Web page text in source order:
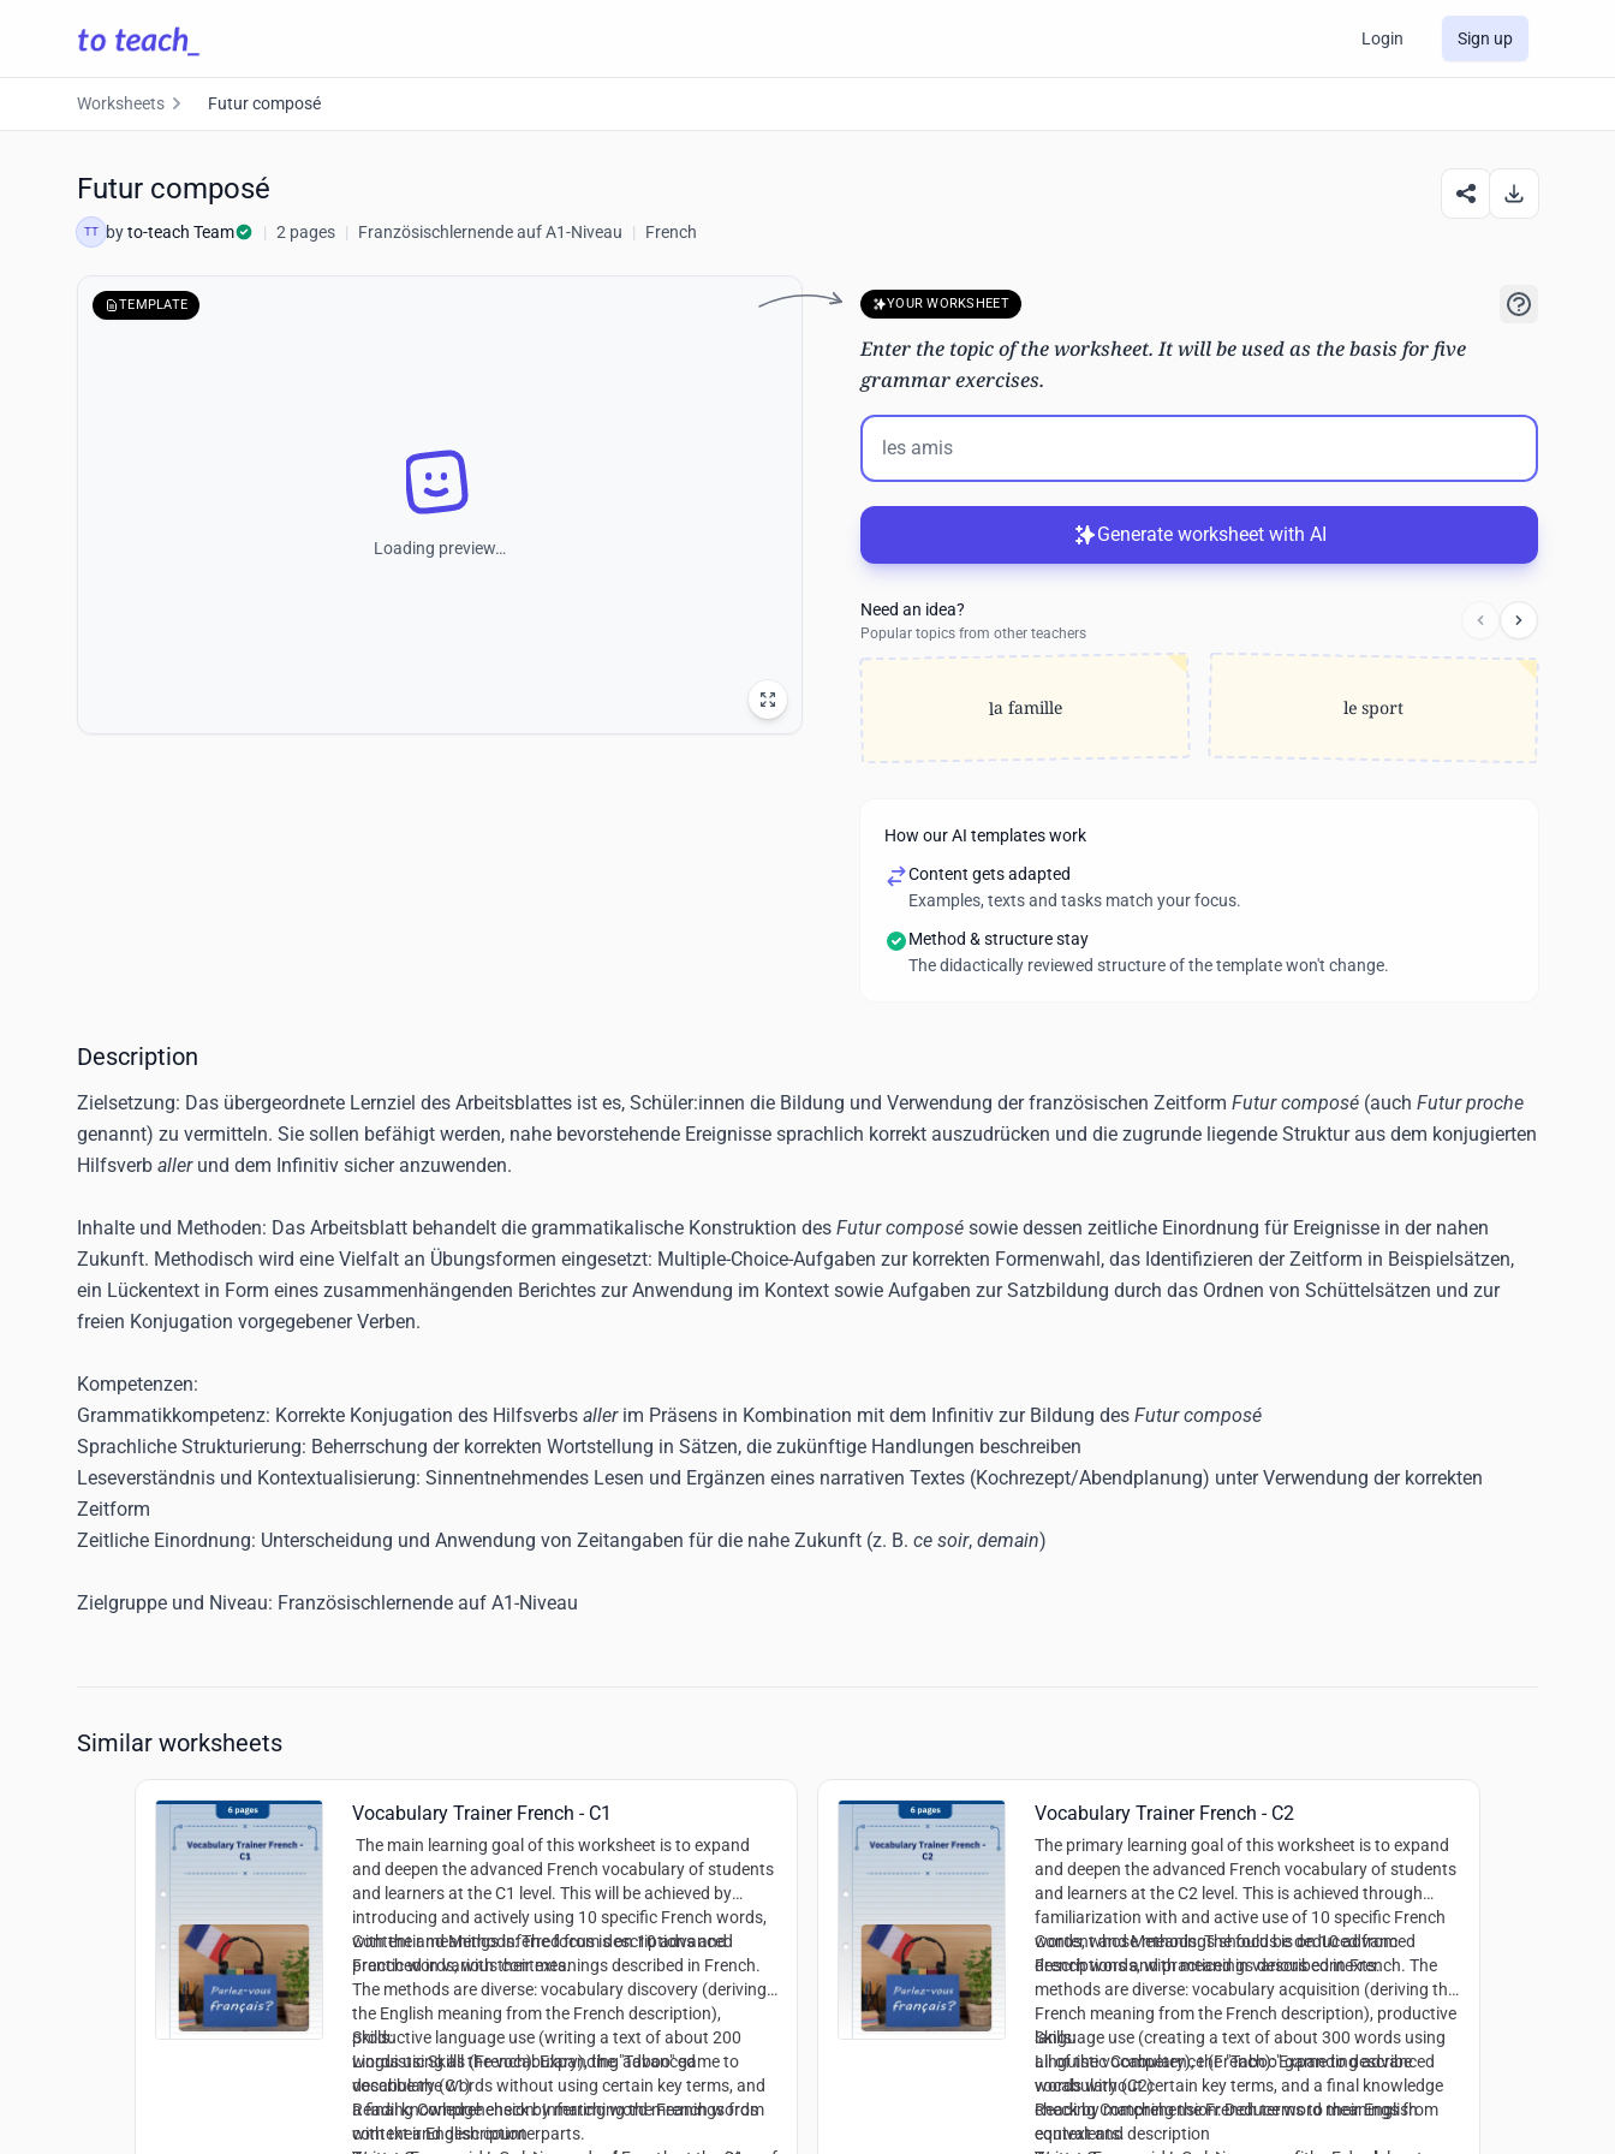
Login Sign up
Worksheets Futur composé
Futur composé
TT byto-teach Team | 2 pages | Französischlernende auf A1-Niveau | French
TEMPLATE
Loading preview…
YOUR WORKSHEET
Enter the topic of the worksheet. It will be used as the basis for five
grammar exercises.
Generate worksheet with AI
Need an idea?
Popular topics from other teachers
la famille le sport
How our AI templates work
Content gets adapted
Examples, texts and tasks match your focus.
Method & structure stay
The didactically reviewed structure of the template won't change.
Description
Zielsetzung: Das übergeordnete Lernziel des Arbeitsblattes ist es, Schüler:innen die Bildung und Verwendung der französischen Zeitform Futur composé (auch Futur proche
genannt) zu vermitteln. Sie sollen befähigt werden, nahe bevorstehende Ereignisse sprachlich korrekt auszudrücken und die zugrunde liegende Struktur aus dem konjugierten
Hilfsverb allerund dem Infinitiv sicher anzuwenden.
Inhalte und Methoden: Das Arbeitsblatt behandelt die grammatikalische Konstruktion des Futur composé sowie dessen zeitliche Einordnung für Ereignisse in der nahen
Zukunft. Methodisch wird eine Vielfalt an Übungsformen eingesetzt: Multiple-Choice-Aufgaben zur korrekten Formenwahl, das Identifizieren der Zeitform in Beispielsätzen,
ein Lückentext in Form eines zusammenhängenden Berichtes zur Anwendung im Kontext sowie Aufgaben zur Satzbildung durch das Ordnen von Schüttelsätzen und zur
freien Konjugation vorgegebener Verben.
Kompetenzen:
Grammatikkompetenz: Korrekte Konjugation des Hilfsverbs allerim Präsens in Kombination mit dem Infinitiv zur Bildung des Futur composé
Sprachliche Strukturierung: Beherrschung der korrekten Wortstellung in Sätzen, die zukünftige Handlungen beschreiben
Leseverständnis und Kontextualisierung: Sinnentnehmendes Lesen und Ergänzen eines narrativen Textes (Kochrezept/Abendplanung) unter Verwendung der korrekten
Zeitform
Zeitliche Einordnung: Unterscheidung und Anwendung von Zeitangaben für die nahe Zukunft (z. B. ce soir, demain)
Zielgruppe und Niveau: Französischlernende auf A1-Niveau
Similar worksheets
Vocabulary Trainer French - C1
The main learning goal of this worksheet is to expand
and deepen the advanced French vocabulary of students
and learners at the C1 level. This will be achieved by
introducing and actively using 10 specific French words,
with their meanings inferred from descriptions and
practiced in various contexts.
Content and Methods:The focus is on 10 advanced
French words, with their meanings described in French.
The methods are diverse: vocabulary discovery (deriving
the English meaning from the French description),
productive language use (writing a text of about 200
words using all the vocabulary), the "Taboo" game to
describe the words without using certain key terms, and
a final knowledge check by matching the French words
with their English counterparts.
Skills:
Linguistic Skills (French): Expanding advanced
vocabulary (C1)
Reading Comprehension: Inferring word meanings from
context and description
Vocabulary Trainer French - C2
The primary learning goal of this worksheet is to expand
and deepen the advanced French vocabulary of students
and learners at the C2 level. This is achieved through
familiarization with and active use of 10 specific French
words, whose meanings should be deduced from
descriptions and practiced in various contexts.
Content and Methods:The focus is on 10 advanced
French words, with meanings described in French. The
methods are diverse: vocabulary acquisition (deriving the
French meaning from the French description), productive
language use (creating a text of about 300 words using
all of the vocabulary), the "Taboo" game to describe
words without certain key terms, and a final knowledge
check by matching the French terms to their English
equivalents.
Skills:
Linguistic Competence (French):Expanding advanced
vocabulary (C2)
Reading Comprehension:Deduce word meanings from
context and description